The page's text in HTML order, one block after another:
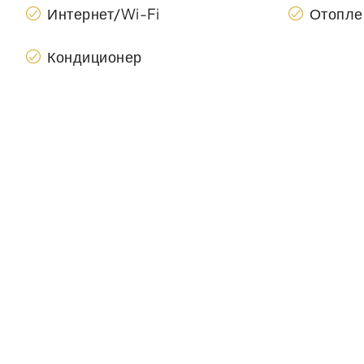
Интернет/Wi-Fi
Кондиционер